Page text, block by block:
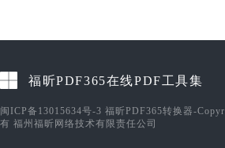
福昕PDF365在线PDF工具集
闽ICP备13015634号-3 福昕PDF365转换器-
有 福州福昕网络技术有限责任公司